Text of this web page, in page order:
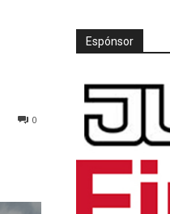
0
Espónsor